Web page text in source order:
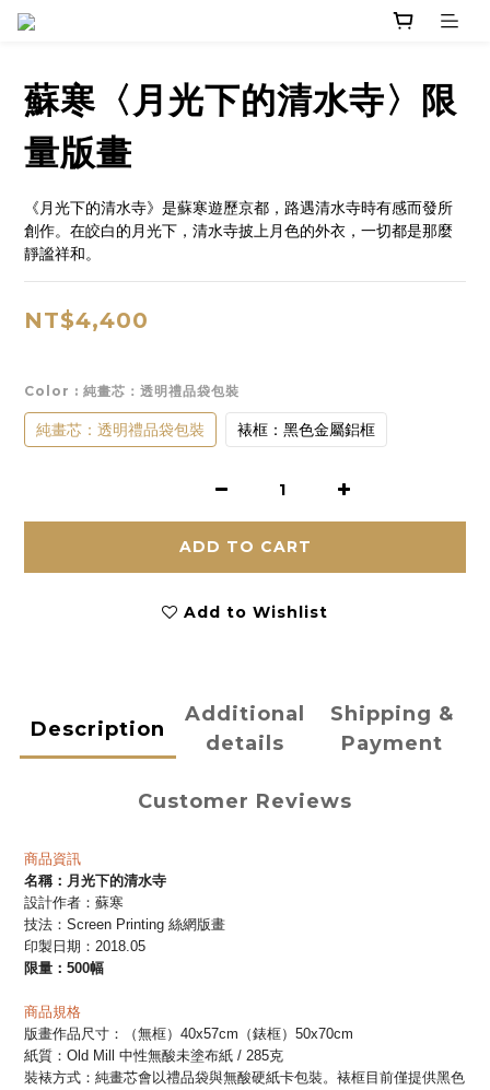
蘇寒〈月光下的清水寺〉限
量版畫
《月光下的清水寺》是蘇寒遊歷京都，路遇清水寺時有感而發所
創作。在皎白的月光下，清水寺披上月色的外衣，一切都是那麼
靜謐祥和。
NT$4,400
Color : 純畫芯：透明禮品袋包裝
純畫芯：透明禮品袋包裝 裱框：黑色金屬鋁框
ADD TO CART
Add to Wishlist
Description
Additional
details
Shipping &
Payment
Customer Reviews
商品資訊
名稱：月光下的清水寺
設計作者：蘇寒
技法： Screen Printing 絲網版畫
印製日期：2018.05
限量：500幅
商品規格
版畫作品尺寸：（無框） 40x57cm （錶框）50x70cm
紙質：Old Mill 中性無酸未塗布紙 / 285克
裝裱方式： 純畫芯會 以禮品袋與無酸硬紙卡包裝。裱框目前僅提供黑色